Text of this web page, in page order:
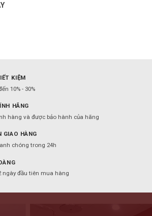
KIỆM
10% - 30%
HÃNG
hàng và được bảo hành của hãng
GIAO HÀNG
chóng trong 24h
ngày đầu tiên mua hàng